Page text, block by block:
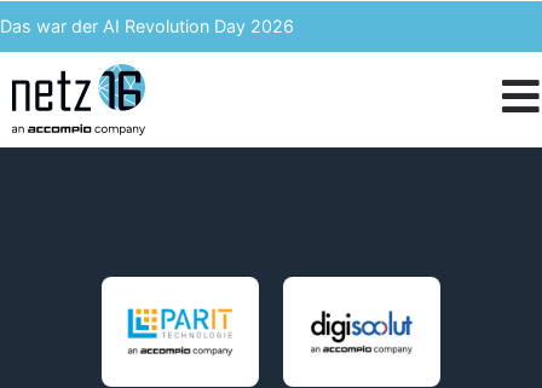
Das war der AI Revolution Day 2026
Kern AI wird accompio AI
Unser Event des Jahres – Wir blicken zurück auf den 3. ACST